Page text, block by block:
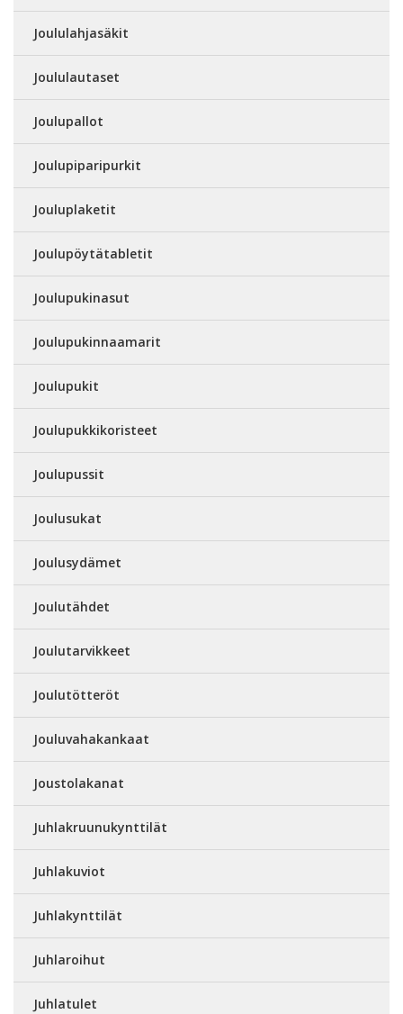
Joululahjasäkit
Joululautaset
Joulupallot
Joulupiparipurkit
Jouluplaketit
Joulupöytätabletit
Joulupukinasut
Joulupukinnaamarit
Joulupukit
Joulupukkikoristeet
Joulupussit
Joulusukat
Joulusydämet
Joulutähdet
Joulutarvikkeet
Joulutötteröt
Jouluvahakankaat
Joustolakanat
Juhlakruunukynttilät
Juhlakuviot
Juhlakynttilät
Juhlaroihut
Juhlatulet